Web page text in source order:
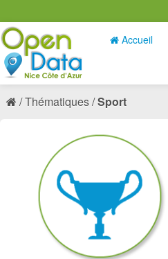
Accueil
Thématiques Sport